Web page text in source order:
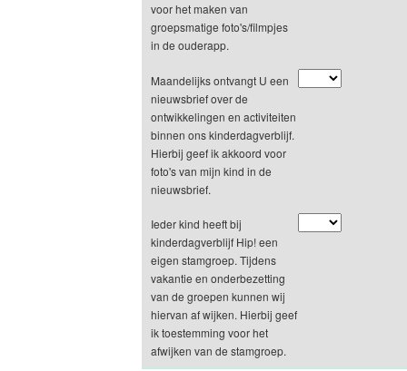
voor het maken van
groepsmatige foto's/filmpjes
in de ouderapp.
Maandelijks ontvangt U een
nieuwsbrief over de
ontwikkelingen en activiteiten
binnen ons kinderdagverblijf.
Hierbij geef ik akkoord voor
foto's van mijn kind in de
nieuwsbrief.
Ieder kind heeft bij
kinderdagverblijf Hip! een
eigen stamgroep. Tijdens
vakantie en onderbezetting
van de groepen kunnen wij
hiervan af wijken. Hierbij geef
ik toestemming voor het
afwijken van de stamgroep.